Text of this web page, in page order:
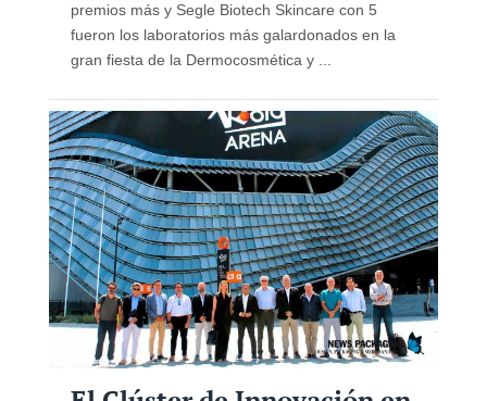
premios más y Segle Biotech Skincare con 5
fueron los laboratorios más galardonados en la
gran fiesta de la Dermocosmética y ...